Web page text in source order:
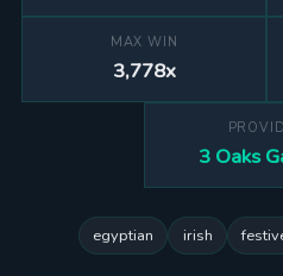
MAX WIN
3,778x
3 Oaks
egyptian irish